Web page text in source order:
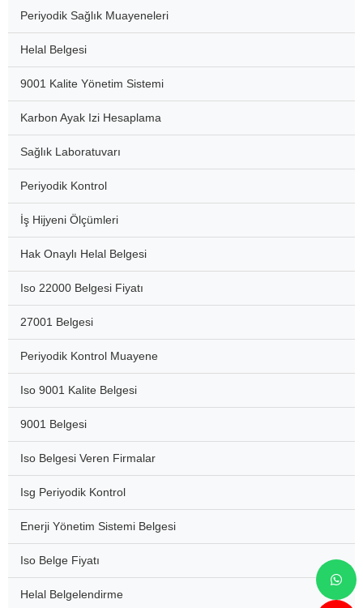
Periyodik Sağlık Muayeneleri
Helal Belgesi
9001 Kalite Yönetim Sistemi
Karbon Ayak Izi Hesaplama
Sağlık Laboratuvarı
Periyodik Kontrol
İş Hijyeni Ölçümleri
Hak Onaylı Helal Belgesi
Iso 22000 Belgesi Fiyatı
27001 Belgesi
Periyodik Kontrol Muayene
Iso 9001 Kalite Belgesi
9001 Belgesi
Iso Belgesi Veren Firmalar
Isg Periyodik Kontrol
Enerji Yönetim Sistemi Belgesi
Iso Belge Fiyatı
Helal Belgelendirme